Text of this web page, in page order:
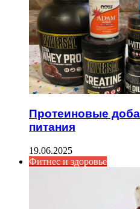
Протеиновые
питания
19.06.2025
Фитнес и здоровье